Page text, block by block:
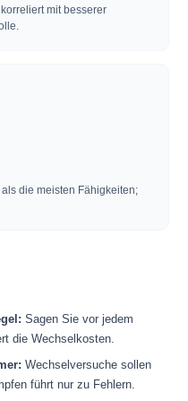
mit besserer
die meisten Fähigkeiten;
Sagen Sie vor jedem
die Wechselkosten.
Wechselversuche sollen
führt nur zu Fehlern.